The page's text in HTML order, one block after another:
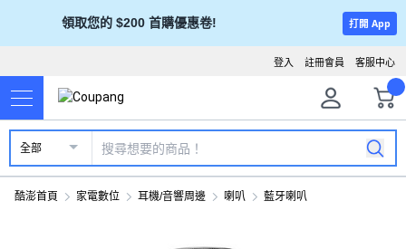
領取您的 $200 首購優惠卷! 打開 App
客服中心
註冊會員
登入
全部
酷澎首頁 家電數位 耳機/音響周邊 喇叭 藍牙喇叭